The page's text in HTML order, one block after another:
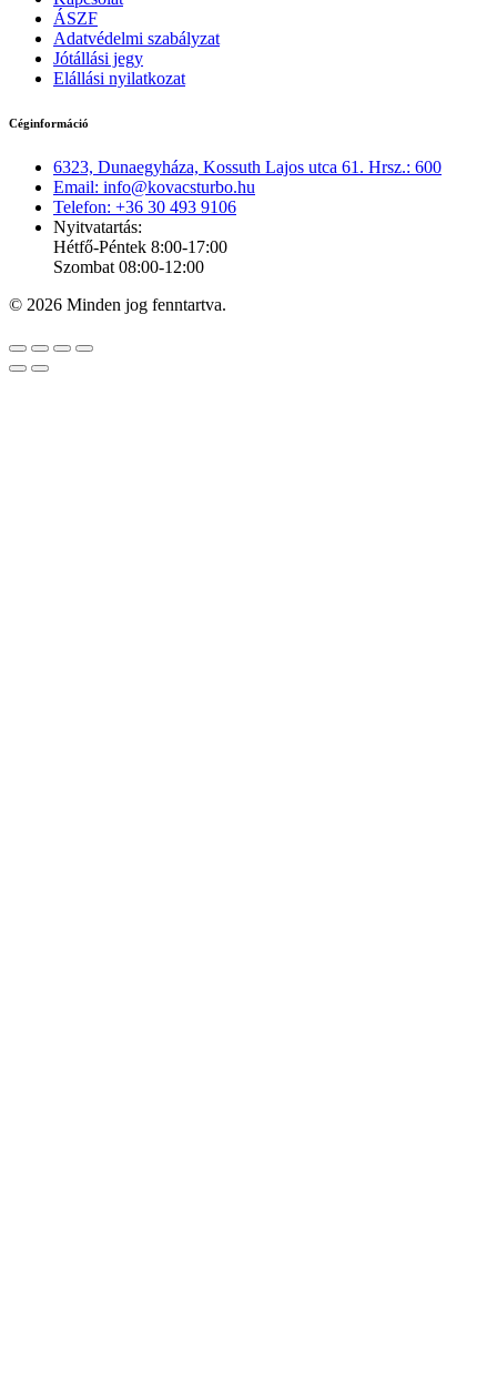
ÁSZF
Adatvédelmi szabályzat
Jótállási jegy
Elállási nyilatkozat
Céginformáció
6323, Dunaegyháza, Kossuth Lajos utca 61. Hrsz.: 600
Email: info@kovacsturbo.hu
Telefon: +36 30 493 9106
Nyitvatartás:
Hétfő-Péntek 8:00-17:00
Szombat 08:00-12:00
© 2026 Minden jog fenntartva.